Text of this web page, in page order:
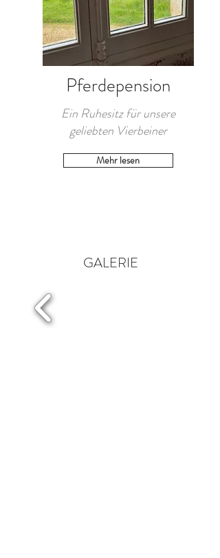
Pferdepension
Ein Ruhesitz für unsere
geliebten Vierbeiner
Mehr lesen
GALERIE